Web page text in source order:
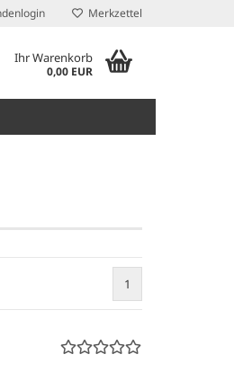
Merkzettel
Ihr Warenkorb
0,00 EUR
1